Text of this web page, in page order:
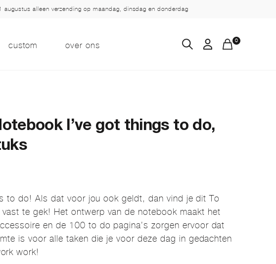
alleen verzending op maandag, dinsdag en donderdag
custom over ons 0
I’ve got things to do,
to do! Als dat voor jou ook geldt, dan vind je dit To
te gek! Het ontwerp van de notebook maakt het
en de 100 to do pagina’s zorgen ervoor dat
is voor alle taken die je voor deze dag in gedachten
work!